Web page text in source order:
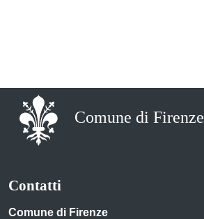
Comune di Firenze
Contatti
Comune di Firenze